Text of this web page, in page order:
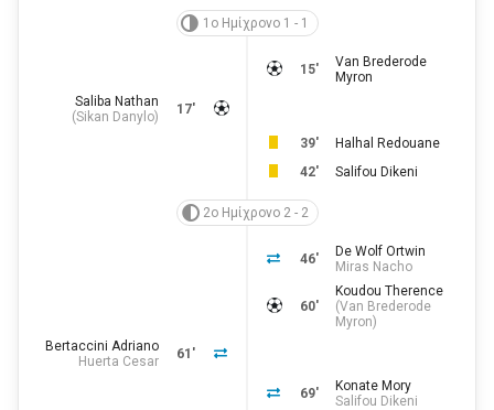
1ο Ημίχρονο 1 - 1
15'
Van Brederode
Myron
17'
Saliba Nathan
(Sikan Danylo)
39'
Halhal Redouane
42'
Salifou Dikeni
2ο Ημίχρονο 2 - 2
46'
De Wolf Ortwin
Miras Nacho
60'
Koudou Therence
(Van Brederode
Myron)
61'
Bertaccini Adriano
Huerta Cesar
69'
Konate Mory
Salifou Dikeni